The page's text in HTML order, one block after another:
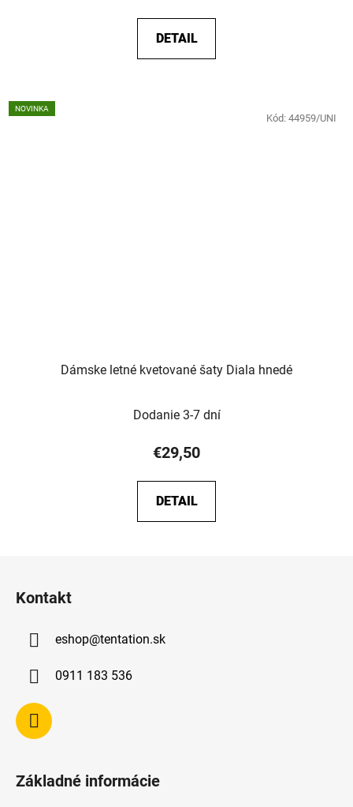
DETAIL
NOVINKA
Dámske letné kvetované šaty Diala hnedé
Dodanie 3-7 dní
€29,50
DETAIL
Kód: 44959/UNI
Kontakt
eshop@tentation.sk
0911 183 536
Základné informácie